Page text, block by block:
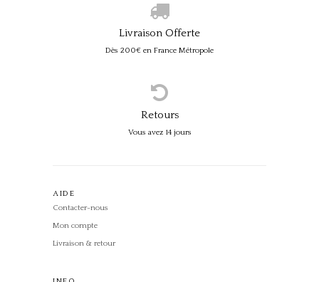
Livraison Offerte
Dès 200€ en France Métropole
Retours
Vous avez 14 jours
AIDE
Contacter-nous
Mon compte
Livraison & retour